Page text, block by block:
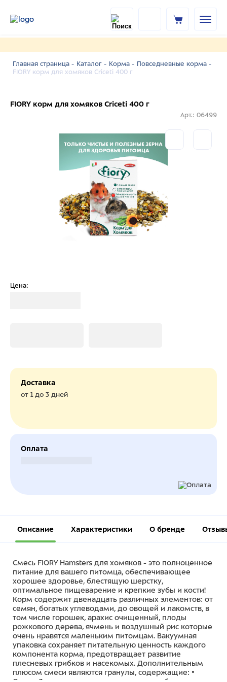
Главная страница - Каталог - Корма - Повседневные корма -
FIORY корм для хомяков Criceti 400 г
FIORY корм для хомяков Criceti 400 г
Арт.: 06499
Цена:
Доставка
от 1 до 3 дней
Оплата
Описание Характеристики О бренде
Смесь FIORY Hamsters для хомяков - это полноценное
питание для вашего питомца, обеспечивающее
хорошее здоровье, блестящую шерстку,
оптимальное пищеварение и крепкие зубы и кости!
Корм содержит двенадцать различных элементов: от
семян, богатых углеводами, до овощей и лакомств, в
том числе горошек, арахис очищенный, плоды
рожкового дерева, ячмень и воздушный рис которые
очень нравятся маленьким питомцам. Вакуумная
упаковка сохраняет питательную ценность каждого
компонента корма, предотвращает развитие
плесневых грибков и насекомых. Дополнительным
плюсом смеси являются гранулы, содержащие: •